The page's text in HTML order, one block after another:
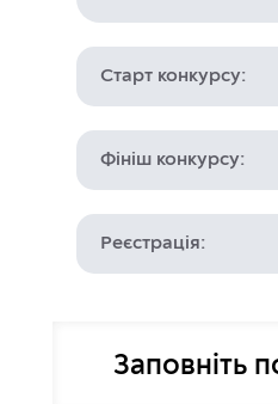
Старт конкурсу:
Фініш конкурсу:
Реєстрація:
Заповніть